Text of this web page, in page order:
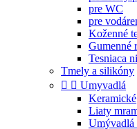
pre WC
pre
Koženné
Gumenné
Tesniaca
Tmely a silikóny
  Umyvadlá
Keramické
Liaty
Umývadlá